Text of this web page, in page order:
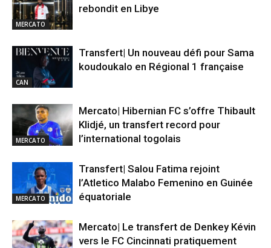
MERCATO
rebondit en Libye
CAN
Transfert| Un nouveau défi pour Sama
koudoukalo en Régional 1 française
MERCATO
Mercato| Hibernian FC s’offre Thibault
Klidjé, un transfert record pour
l’international togolais
MERCATO
Transfert| Salou Fatima rejoint
l’Atletico Malabo Femenino en Guinée
équatoriale
Mercato| Le transfert de Denkey Kévin
vers le FC Cincinnati pratiquement